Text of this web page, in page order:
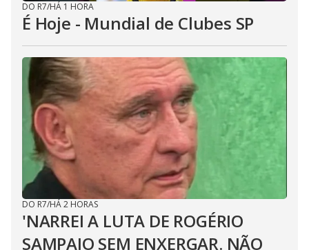
DO R7/HÁ 1 HORA
É Hoje - Mundial de Clubes SP
DO R7/HÁ 2 HORAS
'NARREI A LUTA DE ROGÉRIO
SAMPAIO SEM ENXERGAR. NÃO